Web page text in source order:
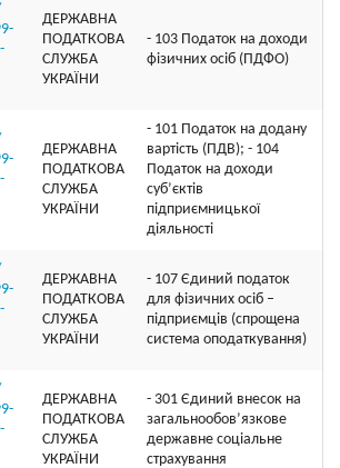
ДЕРЖАВНА
ПОДАТКОВА
СЛУЖБА
УКРАЇНИ
- 103 Податок на доходи
фізичних осіб (ПДФО)
ДЕРЖАВНА
ПОДАТКОВА
СЛУЖБА
УКРАЇНИ
- 101 Податок на додану
вартість (ПДВ); - 104
Податок на доходи
суб’єктів
підприємницької
діяльності
ДЕРЖАВНА
ПОДАТКОВА
СЛУЖБА
УКРАЇНИ
- 107 Єдиний податок
для фізичних осіб –
підприємців (спрощена
система оподаткування)
ДЕРЖАВНА
ПОДАТКОВА
СЛУЖБА
УКРАЇНИ
- 301 Єдиний внесок на
загальнообов’язкове
державне соціальне
страхування